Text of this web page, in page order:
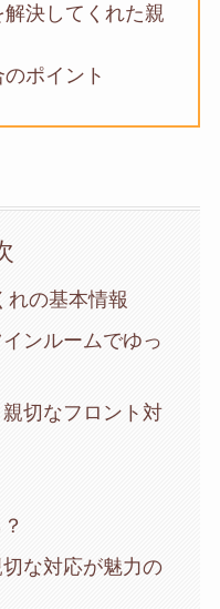
決してくれた親
ポイント
れの基本情報
ンルームでゆっ
切なフロント対
な対応が魅力の